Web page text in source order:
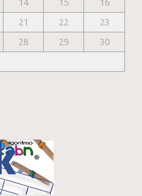
14 15
16
21 22
23
28 29
30